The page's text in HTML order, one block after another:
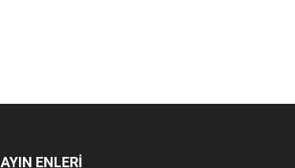
AYIN ENLERİ